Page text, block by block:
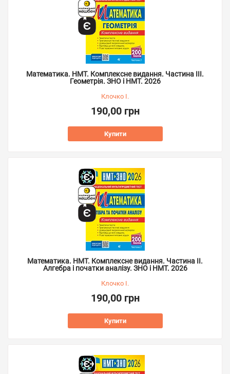
Математика. НМТ. Комплексне видання. Частина ІІІ.
Геометрія. ЗНО і НМТ. 2026
Клочко І.
190,00 грн
Купити
Математика. НМТ. Комплексне видання. Частина ІІ.
Алгебра і початки аналізу. ЗНО і НМТ. 2026
Клочко І.
190,00 грн
Купити